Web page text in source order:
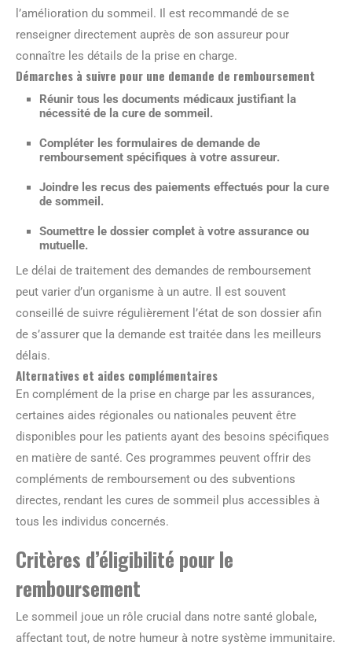
l’amélioration du sommeil. Il est recommandé de se
renseigner directement auprès de son assureur pour
connaître les détails de la prise en charge.
Démarches à suivre pour une demande de remboursement
Réunir tous les documents médicaux justifiant la
nécessité de la cure de sommeil.
Compléter les formulaires de demande de
remboursement spécifiques à votre assureur.
Joindre les recus des paiements effectués pour la cure
de sommeil.
Soumettre le dossier complet à votre assurance ou
mutuelle.
Le délai de traitement des demandes de remboursement
peut varier d’un organisme à un autre. Il est souvent
conseillé de suivre régulièrement l’état de son dossier afin
de s’assurer que la demande est traitée dans les meilleurs
délais.
Alternatives et aides complémentaires
En complément de la prise en charge par les assurances,
certaines aides régionales ou nationales peuvent être
disponibles pour les patients ayant des besoins spécifiques
en matière de santé. Ces programmes peuvent offrir des
compléments de remboursement ou des subventions
directes, rendant les cures de sommeil plus accessibles à
tous les individus concernés.
Critères d’éligibilité pour le
remboursement
Le sommeil joue un rôle crucial dans notre santé globale,
affectant tout, de notre humeur à notre système immunitaire.